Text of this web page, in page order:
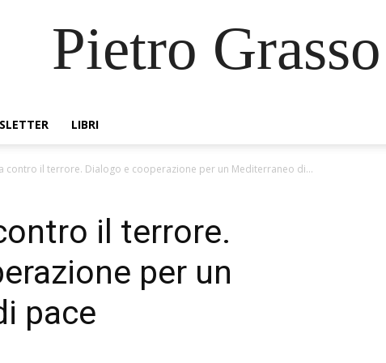
Pietro Grasso
LIBRI
contro il terrore. Dialogo e cooperazione per un Mediterraneo di...
il terrore.
per un
pace